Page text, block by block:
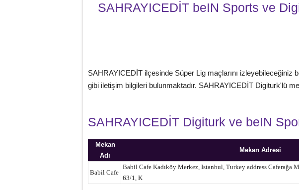
SAHRAYICEDİT beIN Sports ve
SAHRAYICEDİT ilçesinde Süper Lig maçlarını
gibi iletişim bilgileri bulunmaktadır. SAHRAYICEDİT Digiturk'lü
SAHRAYICEDİT Digiturk ve beIN
Mekan
Adı
Mekan Adresi
Babil Cafe
Babil Cafe Kadıköy Merkez, Istanbul, Turkey address Caferağa
63/1, K